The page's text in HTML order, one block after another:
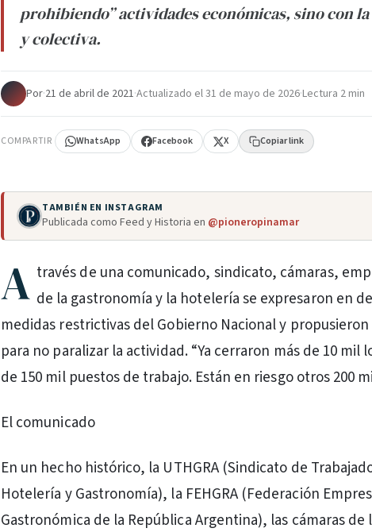
prohibiendo” actividades económicas, sino con
y colectiva.
Por·21 de abril de 2021·Actualizado el31 de mayo de 2026·Lectura 2 min
COMPARTIR WhatsApp Facebook X Copiar link
TAMBIÉN EN INSTAGRAM
Publicada como Feed y Historia en @pioneropinamar
A través de una comunicado, sindicato, cámaras,
de la gastronomía y la hotelería se expresaron en
medidas restrictivas del Gobierno Nacional y
para no paralizar la actividad. “Ya cerraron más de 10 mil
de 150 mil puestos de trabajo. Están en riesgo otros 200
El comunicado
En un hecho histórico, la UTHGRA (Sindicato de
Hotelería y Gastronomía), la FEHGRA (Federación
Gastronómica de la República Argentina), las cámaras de